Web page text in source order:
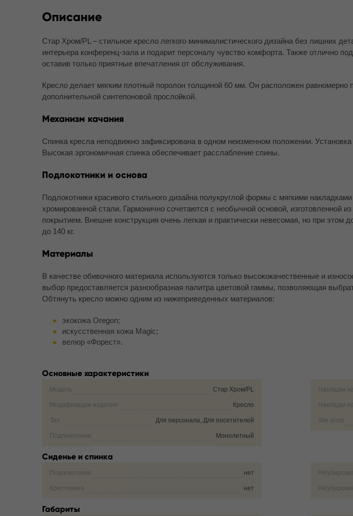
Описание
Стар Хром/PL – стильное кресло легкого минималистического дизайна без лишних
интерьера конференц-зала и подарит персоналу чувство комфорта. Также отлично
оставив только приятные впечатления от обслуживания.
Кресло делает мягким плотный поролон толщиной 60 мм. Он расположен равномерно
дополнительной синтепоновой прослойкой.
Механизм качания
Спинка кресла неподвижно зафиксирована в одном неизменном положении.
Высокая эргономичная спинка обеспечивает расслабление спины.
Подлокотники и основа
Подлокотники красивого стильного дизайна полукруглой формы с мягкими
хромированной стали. Гармонично сочетаются с необычной основой, изготовленной
покрытием. Внешне конструкция очень легкая и практически невесомая, но при этом
до 140 кг.
Материалы
В качестве обивочного материала используются только высококачественные и
выбор предоставляется разнообразная палитра цветовой гаммы, позволяющая
Обтянуть кресло можно одним из нижеприведенных материалов:
экокожа Oregon;
искусственная кожа Magic;
велюр «Форест».
Основные характеристики
Модель Стар Хром/PL
Модификация изделия Кресло
Тип Для персонала, Для посетителей
Подлокотники Монолитный
Накладки
Накладки
Тип опор
Сиденье и спинка
Подлокотники нет
Крестовина нет
Габариты